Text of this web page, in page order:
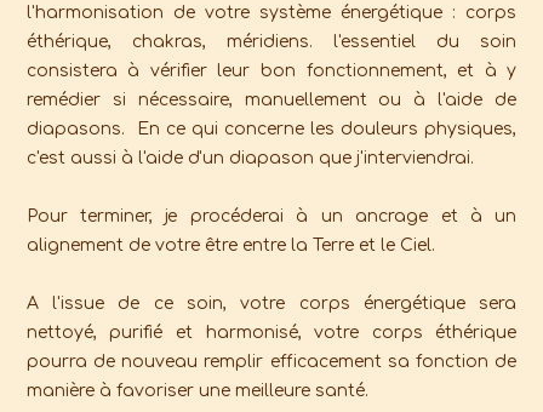
l'harmonisation de votre système énergétique : corps
éthérique, chakras, méridiens. l'essentiel du soin
consistera à vérifier leur bon fonctionnement, et à y
remédier si nécessaire, manuellement ou à l'aide de
diapasons. En ce qui concerne les douleurs physiques,
c'est aussi à l'aide d'un diapason que j'interviendrai.
Pour terminer, je procéderai à un ancrage et à un
alignement de votre être entre la Terre et le Ciel.
A l'issue de ce soin, votre corps énergétique sera
nettoyé, purifié et harmonisé, votre corps éthérique
pourra de nouveau remplir efficacement sa fonction de
manière à favoriser une meilleure santé.